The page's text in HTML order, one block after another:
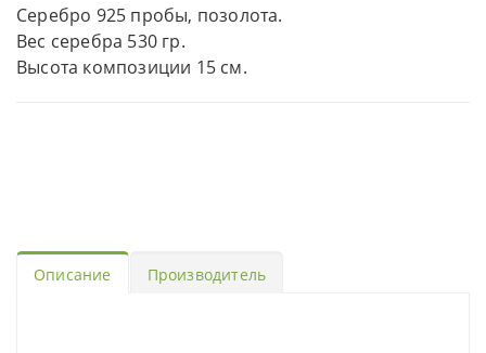
Серебро 925 пробы, позолота.
Вес серебра 530 гр.
Высота композиции 15 см.
Описание Производитель